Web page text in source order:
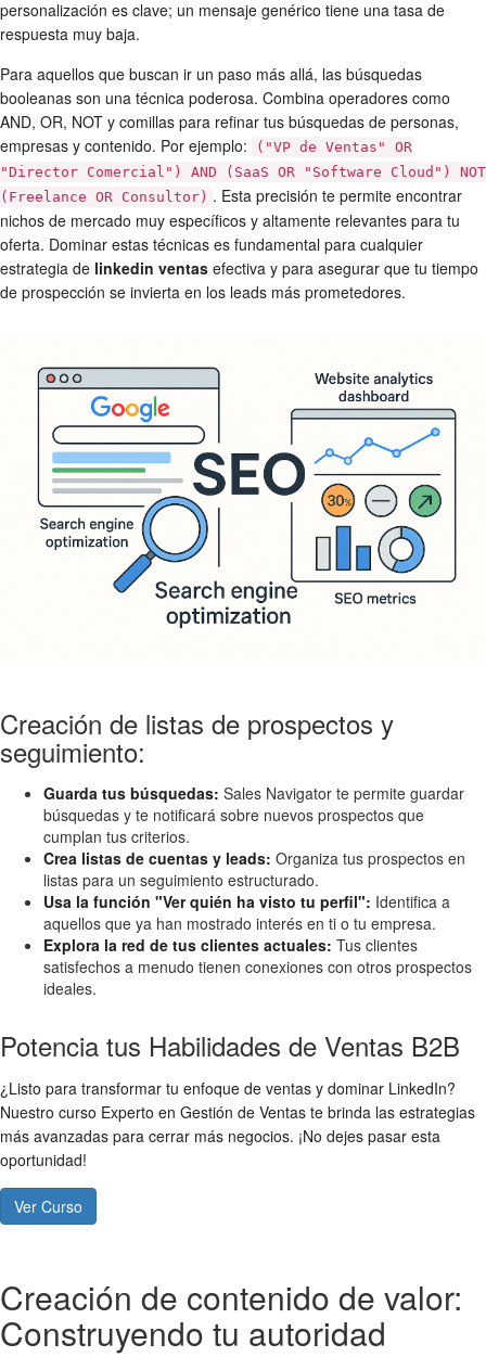
personalización es clave; un mensaje genérico tiene una tasa de
respuesta muy baja.
Para aquellos que buscan ir un paso más allá, las búsquedas
booleanas son una técnica poderosa. Combina operadores como
AND, OR, NOT y comillas para refinar tus búsquedas de personas,
empresas y contenido. Por ejemplo:
("VP de Ventas" OR
"Director Comercial") AND (SaaS OR "Software Cloud") NOT
(Freelance OR Consultor) . Esta precisión te permite encontrar
nichos de mercado muy específicos y altamente relevantes para tu
oferta. Dominar estas técnicas es fundamental para cualquier
estrategia de linkedin ventas efectiva y para asegurar que tu tiempo
de prospección se invierta en los leads más prometedores.
Creación de listas de prospectos y
seguimiento:
Guarda tus búsquedas: Sales Navigator te permite guardar
búsquedas y te notificará sobre nuevos prospectos que
cumplan tus criterios.
Crea listas de cuentas y leads: Organiza tus prospectos en
listas para un seguimiento estructurado.
Usa la función "Ver quién ha visto tu perfil": Identifica a
aquellos que ya han mostrado interés en ti o tu empresa.
Explora la red de tus clientes actuales: Tus clientes
satisfechos a menudo tienen conexiones con otros prospectos
ideales.
Potencia tus Habilidades de Ventas B2B
¿Listo para transformar tu enfoque de ventas y dominar LinkedIn?
Nuestro curso Experto en Gestión de Ventas te brinda las estrategias
más avanzadas para cerrar más negocios. ¡No dejes pasar esta
oportunidad!
Ver Curso
Creación de contenido de valor:
Construyendo tu autoridad